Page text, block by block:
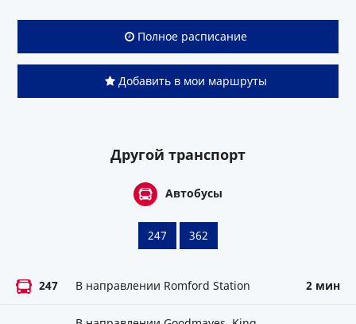
Полное расписание
Добавить в мои маршруты
Другой транспорт
Автобусы
247 362
247 В направлении Romford Station 2 мин